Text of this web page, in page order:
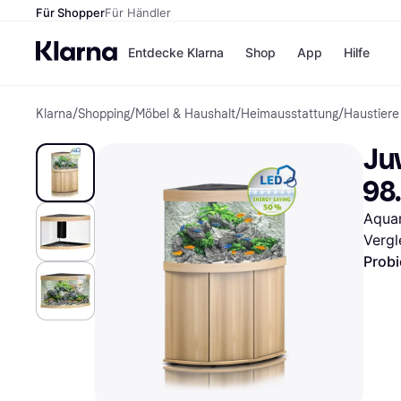
Für ShopperFür Händler
Entdecke Klarna
Zahlungsmethoden
Bezahle in 3
Teilzahlungen
Bezahle in bis zu 30
Tagen
Ratenzahlung
Shop
Shops
H&M
Temu
App Hilfe
Klarna/Shopping/Möbel & Haushalt/Heimausstattung/Haustiere